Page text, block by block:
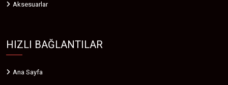
Aksesuarlar
HIZLI BAĞLANTILAR
Ana Sayfa